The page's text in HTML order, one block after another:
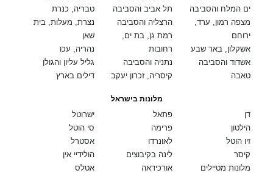
טבריה, כנרת
נצרת, מעלות, בית
שאן
נהריה, עכו
גליל עליון והגולן
דילים בארץ
תל אביב והסביבה
הרצליה והסביבה
רמת גן, בת ים,
רחובות
נתניה והסביבה
קיסריה, זכרון יעקב
ים המלח והסביבה
מצפה רמון, ערד,
ירוחם
אשקלון, באר שבע
אשדוד והסביבה
טאבה
מלונות בישראל
ישרוטל
סי הוטל
אסטרל
הולידיי אין
אטלס
פתאל
פרימה
לאונרדו
לינה בקיבוצים
אורכידאה
דן
הילטון
זיו הוטל
קיסר
מלונות מטיילים